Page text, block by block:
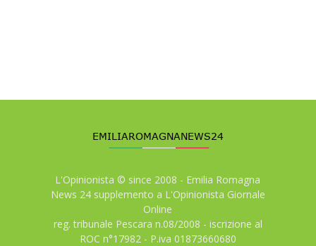
L'Opinionista © since 2008 - Emilia Romagna
News 24 supplemento a L'Opinionista Giornale
Online
reg. tribunale Pescara n.08/2008 - iscrizione al
ROC n°17982 - P.iva 01873660680